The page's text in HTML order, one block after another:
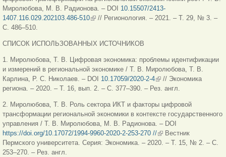
Миролюбова, М. В. Радионова. – DOI 10.15507/2413-
1407.116.029.202103.486-510(внешняя ссылка)
// Регионология. – 2021. – Т. 29, № 3. –
С. 486–510.
СПИСОК ИСПОЛЬЗОВАННЫХ ИСТОЧНИКОВ
1. Миролюбова, Т. В. Цифровая экономика: проблемы идентификации
и измерений в региональной экономике / Т. В. Миролюбова, Т. В.
Карлина, Р. С. Николаев. – DOI 10.17059/2020-2-4(внешняя ссылка)
// Экономика
региона. – 2020. – Т. 16, вып. 2. – С. 377–390. – Рез. англ.
2. Миролюбова, Т. В. Роль сектора ИКТ и факторы цифровой
трансформации региональной экономики в контексте государственного
управления / Т. В. Миролюбова, М. В. Радионова. – DOI
https://doi.org/10.17072/1994-9960-2020-2-253-270 //(внешняя ссылка)
Вестник
Пермского университета. Серия: Экономика. – 2020. – Т. 15, № 2. – С.
253–270. – Рез. англ.